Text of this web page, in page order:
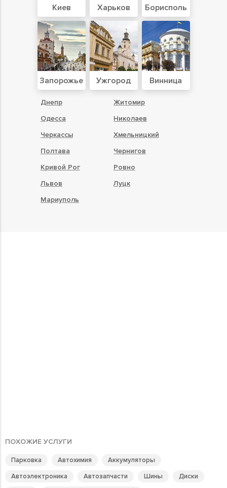
Киев Харьков Борисполь
Запорожье Ужгород Винница
Днепр
Житомир
Одесса
Николаев
Черкассы
Хмельницкий
Полтава
Чернигов
Кривой Рог
Ровно
Львов
Луцк
Мариуполь
ПОХОЖИЕ УСЛУГИ
Парковка Автохимия
Аккумуляторы
Автоэлектроника
Автозапчасти Шины
Диски